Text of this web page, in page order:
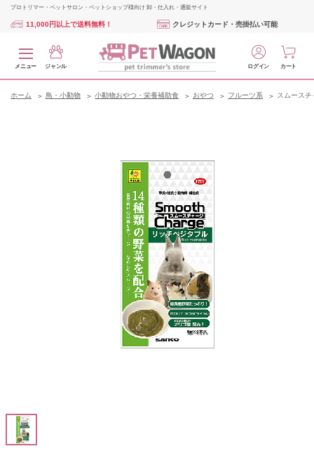
プロトリマー・ペットサロン・ペットショップ様向け 卸・仕入れ・通販サイト
11,000円以上で送料無料！ クレジットカード・売掛払い可能
メニュー ジャンル ログイン カート
ホーム 鳥・小動物 小動物おやつ・栄養補助食 おやつ フルーツ系 スムース